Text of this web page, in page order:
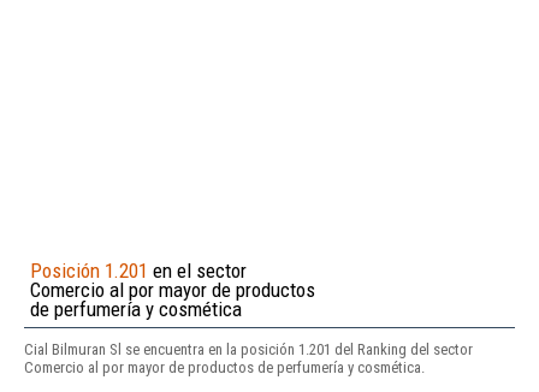
Posición 1.201 en el sector
Comercio al por mayor de productos
de perfumería y cosmética
Cial Bilmuran Sl se encuentra en la posición 1.201 del Ranking del sector
Comercio al por mayor de productos de perfumería y cosmética.